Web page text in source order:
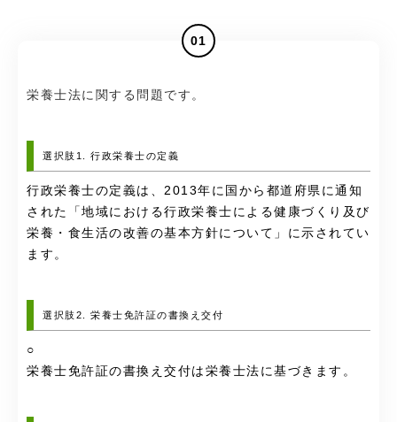
01
栄養士法に関する問題です。
選択肢1. 行政栄養士の定義
行政栄養士の定義は、2013年に国から都道府県に通知
された「地域における行政栄養士による健康づくり及び
栄養・食生活の改善の基本方針について」に示されてい
ます。
選択肢2. 栄養士免許証の書換え交付
○
栄養士免許証の書換え交付は栄養士法に基づきます。